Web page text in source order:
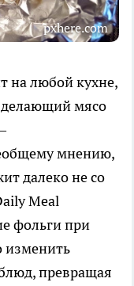
pxhere.com
на любой кухне,
делающий мясо
мнению,
далеко не со
Meal
фольги при
изменить
превращая